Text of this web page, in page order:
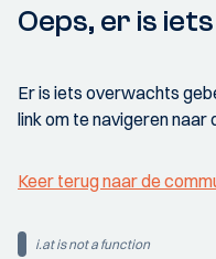
Oeps, er is
Er is iets overwachts
link om te navigeren naar
Keer terug naar de
i.at is not a function